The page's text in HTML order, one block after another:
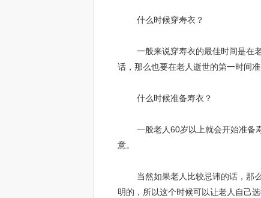
什么时候穿寿衣？
一般来说穿寿衣的最佳时间是在老
话，那么也要在老人逝世的第一时间准
什么时候准备寿衣？
一般老人60岁以上就会开始准备寿
意。
当然如果老人比较忌讳的话，那么
明的，所以这个时候可以让老人自己